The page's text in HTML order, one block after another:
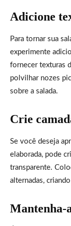
Adicione
Para tornar sua
experimente
fornecer texturas
polvilhar nozes
sobre a salada.
Crie
Se você deseja
elaborada, pode
transparente.
alternadas,
Mantenha-